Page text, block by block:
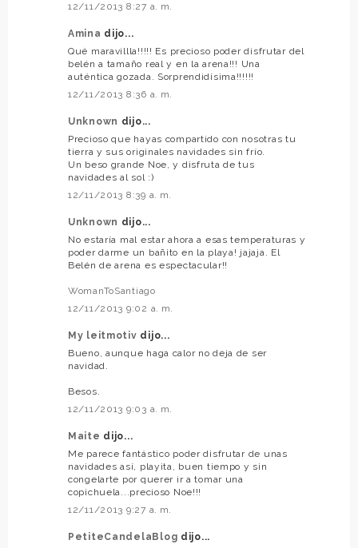
12/11/2013 8:27 a. m.
Amina dijo...
Qué maravillla!!!!! Es precioso poder disfrutar del
belén a tamaño real y en la arena!!! Una
auténtica gozada. Sorprendidísima!!!!!!
12/11/2013 8:36 a. m.
Unknown dijo...
Precioso que hayas compartido con nosotras tu
tierra y sus originales navidades sin frío.
Un beso grande Noe, y disfruta de tus
navidades al sol :)
12/11/2013 8:39 a. m.
Unknown dijo...
No estaría mal estar ahora a esas temperaturas y
poder darme un bañito en la playa! jajaja. El
Belén de arena es espectacular!!
WomanToSantiago
12/11/2013 9:02 a. m.
My leitmotiv dijo...
Bueno, aunque haga calor no deja de ser
navidad.
Besos.
12/11/2013 9:03 a. m.
Maite dijo...
Me parece fantástico poder disfrutar de unas
navidades así, playita, buen tiempo y sin
congelarte por querer ir a tomar una
copichuela...precioso Noe!!!
12/11/2013 9:27 a. m.
PetiteCandelaBlog dijo...